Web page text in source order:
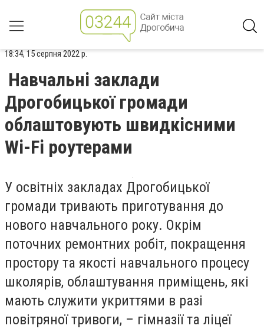
18:34, 15 серпня 2022 р.
Навчальні заклади
Дрогобицької громади
облаштовують швидкісними
Wi-Fi роутерами
У освітніх закладах Дрогобицької
громади тривають приготування до
нового навчального року. Окрім
поточних ремонтних робіт, покращення
простору та якості навчального процесу
школярів, облаштування приміщень, які
мають служити укриттями в разі
повітряної тривоги, – гімназії та ліцеї